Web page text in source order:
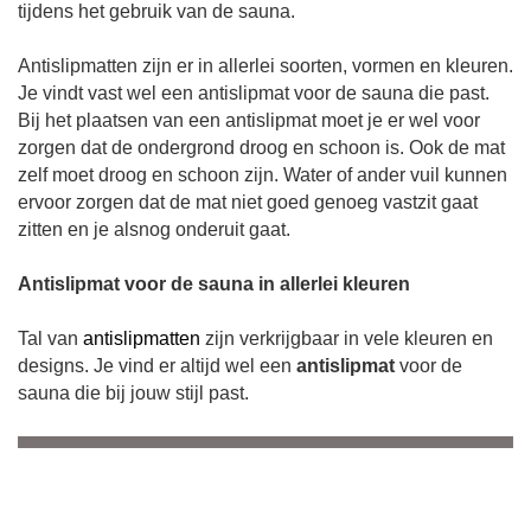
tijdens het gebruik van de sauna.
Antislipmatten zijn er in allerlei soorten, vormen en kleuren.
Je vindt vast wel een antislipmat voor de sauna die past.
Bij het plaatsen van een antislipmat moet je er wel voor
zorgen dat de ondergrond droog en schoon is. Ook de mat
zelf moet droog en schoon zijn. Water of ander vuil kunnen
ervoor zorgen dat de mat niet goed genoeg vastzit gaat
zitten en je alsnog onderuit gaat.
Antislipmat voor de sauna in allerlei kleuren
Tal van antislipmatten zijn verkrijgbaar in vele kleuren en
designs. Je vind er altijd wel een antislipmat voor de
sauna die bij jouw stijl past.